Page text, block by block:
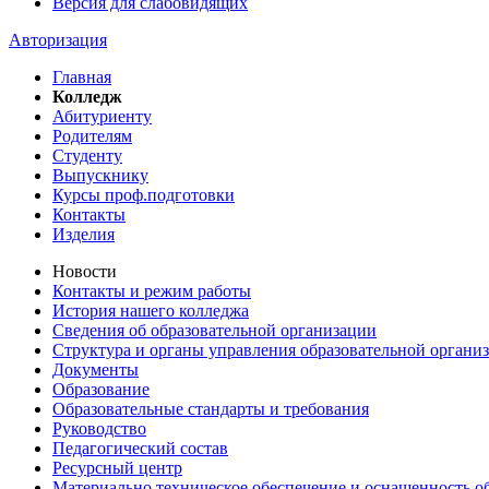
Авторизация
Главная
Колледж
Абитуриенту
Родителям
Студенту
Выпускнику
Курсы проф.подготовки
Контакты
Изделия
Новости
Контакты и режим работы
История нашего колледжа
Сведения об образовательной организации
Структура и органы управления образовательной
Документы
Образование
Образовательные стандарты и требования
Руководство
Педагогический состав
Ресурсный центр